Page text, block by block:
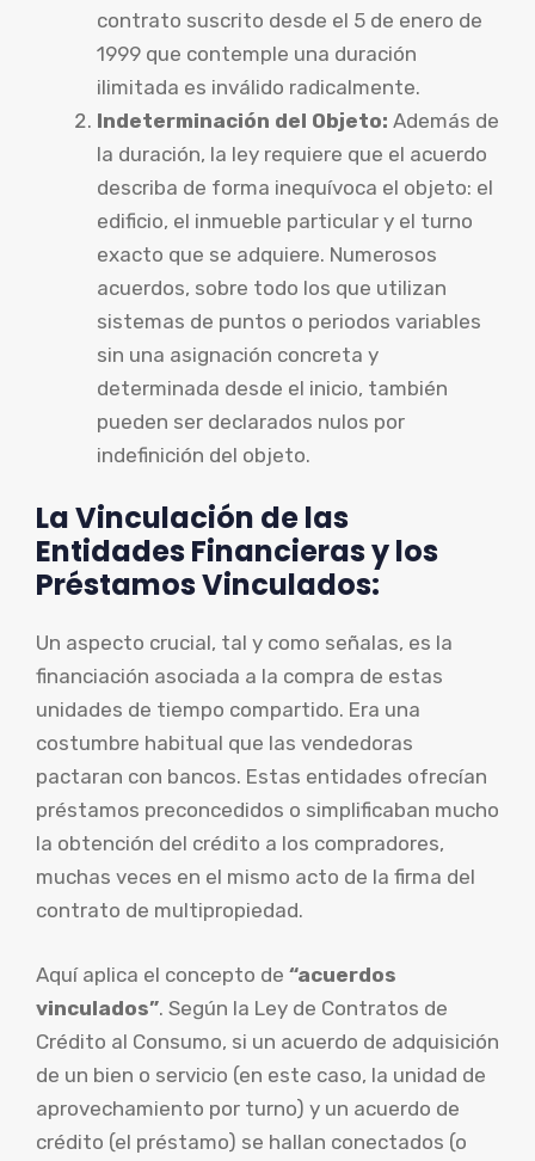
contrato suscrito desde el 5 de enero de
1999 que contemple una duración
ilimitada es inválido radicalmente.
Indeterminación del Objeto: Además de
la duración, la ley requiere que el acuerdo
describa de forma inequívoca el objeto: el
edificio, el inmueble particular y el turno
exacto que se adquiere. Numerosos
acuerdos, sobre todo los que utilizan
sistemas de puntos o periodos variables
sin una asignación concreta y
determinada desde el inicio, también
pueden ser declarados nulos por
indefinición del objeto.
La Vinculación de las
Entidades Financieras y los
Préstamos Vinculados:
Un aspecto crucial, tal y como señalas, es la
financiación asociada a la compra de estas
unidades de tiempo compartido. Era una
costumbre habitual que las vendedoras
pactaran con bancos. Estas entidades ofrecían
préstamos preconcedidos o simplificaban mucho
la obtención del crédito a los compradores,
muchas veces en el mismo acto de la firma del
contrato de multipropiedad.
Aquí aplica el concepto de “acuerdos
vinculados”. Según la Ley de Contratos de
Crédito al Consumo, si un acuerdo de adquisición
de un bien o servicio (en este caso, la unidad de
aprovechamiento por turno) y un acuerdo de
crédito (el préstamo) se hallan conectados (o